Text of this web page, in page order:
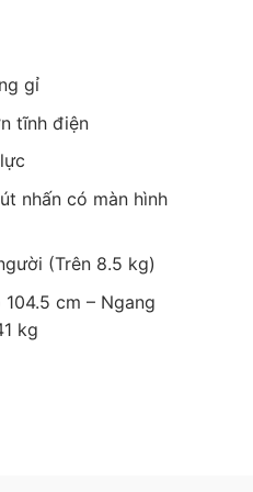
gỉ
tĩnh điện
nhấn có màn hình
(Trên 8.5 kg)
104.5 cm – Ngang
kg